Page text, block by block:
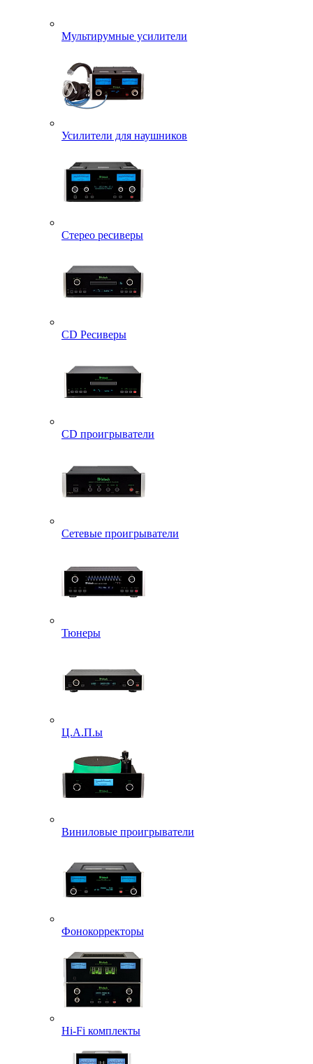
Мультирумные усилители
Усилители для наушников
Стерео ресиверы
CD Ресиверы
CD проигрыватели
Сетевые проигрыватели
Тюнеры
Ц.А.П.ы
Виниловые проигрыватели
Фонокорректоры
Hi-Fi комплекты